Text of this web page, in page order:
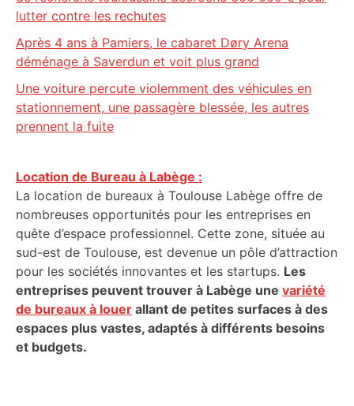
lutter contre les rechutes
Après 4 ans à Pamiers, le cabaret Døry Arena
déménage à Saverdun et voit plus grand
Une voiture percute violemment des véhicules en
stationnement, une passagère blessée, les autres
prennent la fuite
Location de Bureau à Labège :
La location de bureaux à Toulouse Labège offre de
nombreuses opportunités pour les entreprises en
quête d’espace professionnel. Cette zone, située au
sud-est de Toulouse, est devenue un pôle d’attraction
pour les sociétés innovantes et les startups. Les
entreprises peuvent trouver à Labège une variété
de bureaux à louer allant de petites surfaces à des
espaces plus vastes, adaptés à différents besoins
et budgets.